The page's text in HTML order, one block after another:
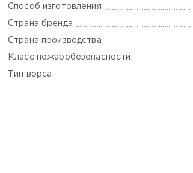
Способ изготовления
Страна бренда
Страна производства
Класс пожаробезопасности
Тип ворса